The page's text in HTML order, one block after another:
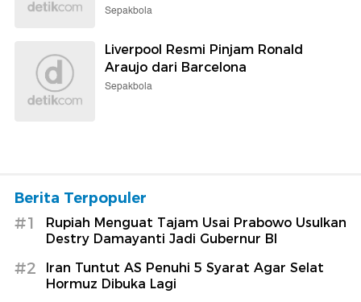
Sepakbola
Liverpool Resmi Pinjam Ronald
Araujo dari Barcelona
Sepakbola
Berita Terpopuler
#1
Rupiah Menguat Tajam Usai Prabowo Usulkan
Destry Damayanti Jadi Gubernur BI
#2
Iran Tuntut AS Penuhi 5 Syarat Agar Selat
Hormuz Dibuka Lagi